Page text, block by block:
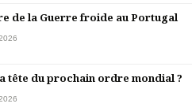
de la Guerre froide au Portugal
tête du prochain ordre mondial ?